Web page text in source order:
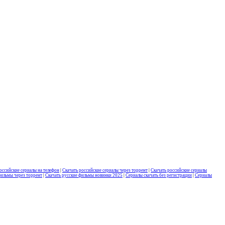
сериалы на телефон Скачать российские сериалы через торрент Скачать российские сериалы
через торрент Скачать русские фильмы новинки 2025 Сериалы скачать без регистрации Сериалы